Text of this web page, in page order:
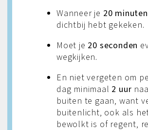
Wanneer je 20 minuten
dichtbij hebt gekeken.
Moet je 20 seconden
wegkijken.
En niet vergeten om
dag minimaal 2 uur
buiten te gaan, want
buitenlicht, ook als
bewolkt is of regent,